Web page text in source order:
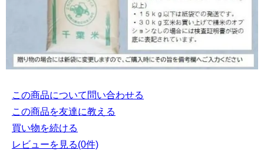
この商品について問い合わせる
この商品を友達に教える
買い物を続ける
レビューを見る(0件)